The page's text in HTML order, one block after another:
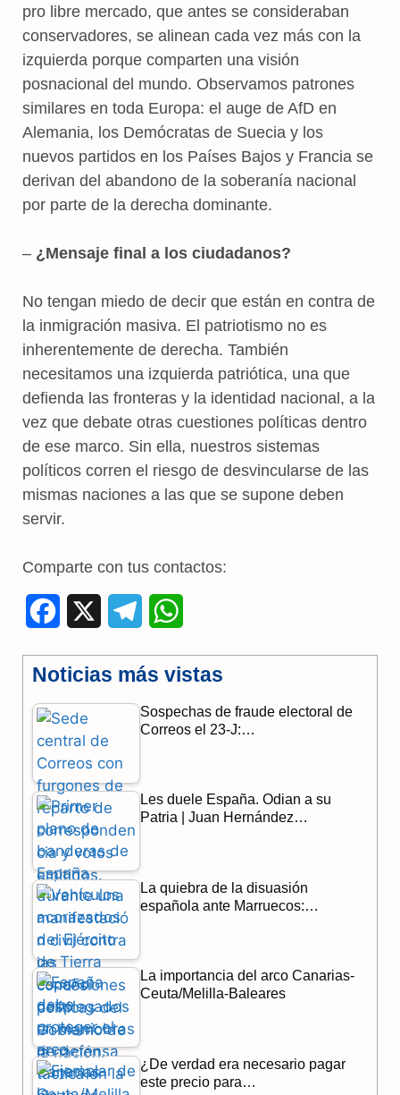
pro libre mercado, que antes se consideraban
conservadores, se alinean cada vez más con la
izquierda porque comparten una visión
posnacional del mundo. Observamos patrones
similares en toda Europa: el auge de AfD en
Alemania, los Demócratas de Suecia y los
nuevos partidos en los Países Bajos y Francia se
derivan del abandono de la soberanía nacional
por parte de la derecha dominante.
– ¿Mensaje final a los ciudadanos?
No tengan miedo de decir que están en contra de
la inmigración masiva. El patriotismo no es
inherentemente de derecha. También
necesitamos una izquierda patriótica, una que
defienda las fronteras y la identidad nacional, a la
vez que debate otras cuestiones políticas dentro
de ese marco. Sin ella, nuestros sistemas
políticos corren el riesgo de desvincularse de las
mismas naciones a las que se supone deben
servir.
Comparte con tus contactos:
c
e
b
o
o
k
l
e
a
a
t
p
Noticias más vistas
Sospechas de fraude electoral de
Correos el 23-J:…
Les duele España. Odian a su
Patria | Juan Hernández…
La quiebra de la disuasión
española ante Marruecos:…
La importancia del arco Canarias-
Ceuta/Melilla-Baleares
¿De verdad era necesario pagar
este precio para…